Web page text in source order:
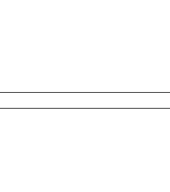
fichier pour l’impression